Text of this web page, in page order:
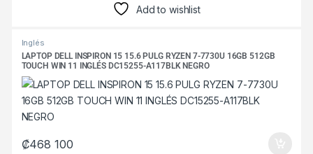
Add to wishlist
Inglés
LAPTOP DELL INSPIRON 15 15.6 PULG RYZEN 7-7730U 16GB 512GB
TOUCH WIN 11 INGLÉS DC15255-A117BLK NEGRO
₡468 100